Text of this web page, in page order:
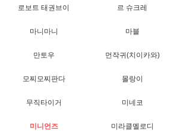
로보트 태권브이 르 슈크레
마니마니 마블
만토우 먼작귀(치이카와)
모찌모찌판다 몰랑이
무직타이거 미네코
미니언즈 미라클멜로디